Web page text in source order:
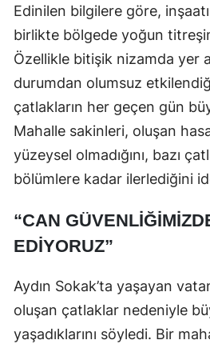
Edinilen bilgilere göre,
birlikte bölgede yoğun
Özellikle bitişik nizamda yer
durumdan olumsuz
çatlakların her geçen gün
Mahalle sakinleri, oluşan
yüzeysel olmadığını, bazı
bölümlere kadar ilerlediğini
“CAN
EDIYORUZ”
Aydın Sokak’ta yaşayan
oluşan çatlaklar nedeniyle
yaşadıklarını söyledi. Bir